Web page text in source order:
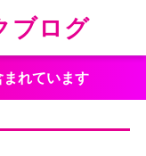
ブログ
れています